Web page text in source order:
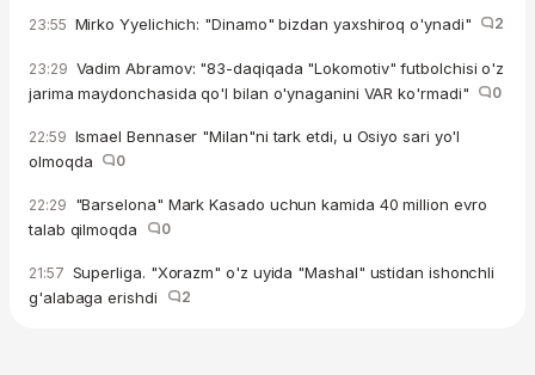
23:55 Mirko Yyelichich: "Dinamo" bizdan yaxshiroq o'ynadi" 2
23:29 Vadim Abramov: "83-daqiqada "Lokomotiv" futbolchisi o'z
jarima maydonchasida qo'l bilan o'ynaganini VAR ko'rmadi"
0
22:59 Ismael Bennaser "Milan"ni tark etdi, u Osiyo sari yo'l
olmoqda
0
22:29 "Barselona" Mark Kasado uchun kamida 40 million evro
talab qilmoqda
0
21:57 Superliga. "Xorazm" o'z uyida "Mashal" ustidan ishonchli
g'alabaga erishdi
2